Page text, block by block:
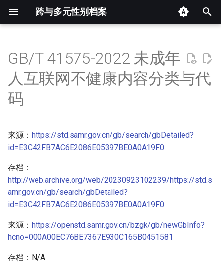
跨与多元性别档案
开
始
索
分类和代码表
摘要与附加信息
GB/T 41575-2022 未成年
人互联网不健康内容分类与代
码
来源： https://std.samr.gov.cn/gb/search/gbDetailed?
id=E3C42FB7AC6E2086E05397BE0A0A19F0
存档：
http://web.archive.org/web/20230923102239/https://std.s
amr.gov.cn/gb/search/gbDetailed?
id=E3C42FB7AC6E2086E05397BE0A0A19F0
来源： https://openstd.samr.gov.cn/bzgk/gb/newGbInfo?
hcno=000A00EC76BE7367E930C165B0451581
存档：N/A